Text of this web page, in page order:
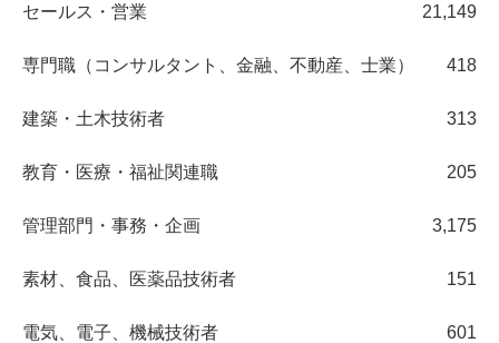
セールス・営業 21,149
専門職（コンサルタント、金融、不動産、士業） 418
建築・土木技術者 313
教育・医療・福祉関連職 205
管理部門・事務・企画 3,175
素材、食品、医薬品技術者 151
電気、電子、機械技術者 601